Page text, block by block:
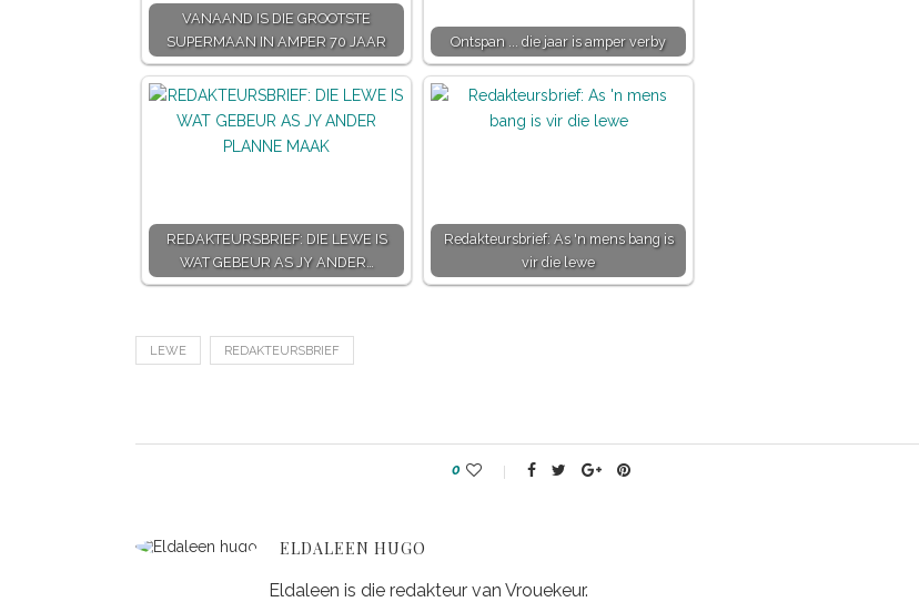
VANAAND IS DIE GROOTSTE
SUPERMAAN IN AMPER 70 JAAR
Ontspan ... die jaar is amper verby
REDAKTEURSBRIEF: DIE LEWE IS
WAT GEBEUR AS JY ANDER…
Redakteursbrief: As 'n mens bang is
vir die lewe
LEWE REDAKTEURSBRIEF
0
ELDALEEN HUGO
Eldaleen is die redakteur van Vrouekeur.